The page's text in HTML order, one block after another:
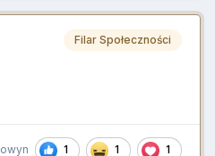
Filar Społeczności
owyn 1 1 1